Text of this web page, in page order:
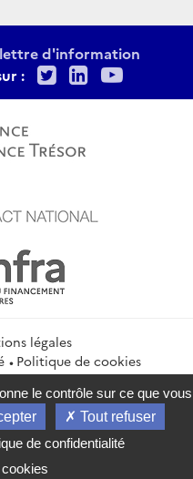
d'information
:
TwitterLinkedIn
légales
Politique de cookies
Flux RSS
info.gouv.fr
du Trésor
le contrôle sur ce que vous
Tout refuser
de confidentialité